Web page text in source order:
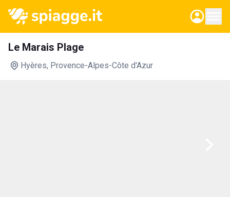
Le Marais Plage
Hyères, Provence-Alpes-Côte d'Azur